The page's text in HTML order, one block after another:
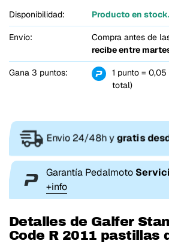
Disponibilidad: Producto en
Envío:
Compra antes de
recibe entre
Gana 3 puntos:
1 punto =
total)
Envio 24/48h ygratis
Garantía Pedalmoto
+info
Detalles de Galfer
Code R 2011 pastillas